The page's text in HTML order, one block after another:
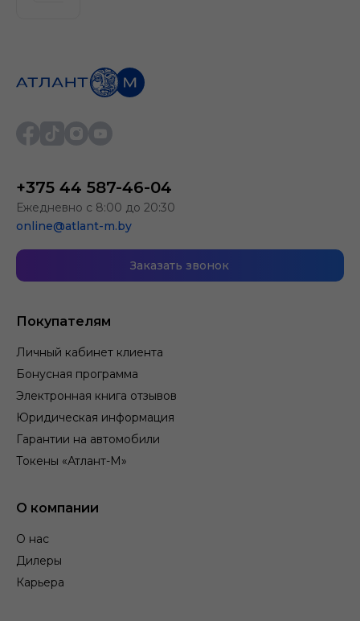
Покупателям
Личный кабинет клиента
Бонусная программа
Электронная книга отзывов
Юридическая информация
Гарантии на автомобили
Токены «Атлант-М»
О компании
О нас
Дилеры
Карьера
+375 44 587-46-04
Ежедневно с 8:00 до 20:30
online@atlant-m.by
Заказать звонок